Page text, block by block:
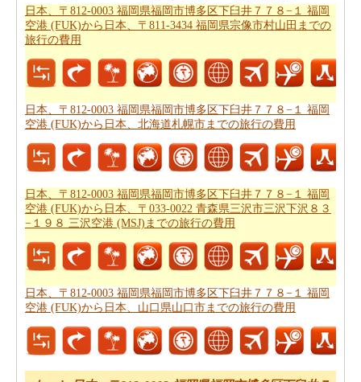
(FUK)から日本、大阪府大阪市までの飛行距離を認識する
必要があります。
あなたは飛行機で旅行している場合、また、あなたの旅
のために必要な飛行時間を知りたいかもしれません。あ
なたは日本、〒812-0003 福岡県福岡市博多区下臼井７７
８−１ 福岡空港 (FUK)から日本、大阪府大阪市までの飛行
時間を得ることができます。
あなたは道路で旅行すると停止点やあなたの旅行の途中
可能性を知りたいことを決定した場合、あなたの日本、
〒812-0003 福岡県福岡市博多区下臼井７７８−１ 福岡空
港 (FUK)から日本、大阪府大阪市までの道路ルートプラ
ンを計画し、あなたのルートプランナーを使用すること
ができます。
日本、〒812-0003 福岡県福岡市博多区下臼井７７８−１ 福岡
空港 (FUK)から日本、〒811-3434 福岡県宗像市村山田までの
旅行の費用
日本、〒812-0003 福岡県福岡市博多区下臼井７７８−１ 福岡
空港 (FUK)から日本、北海道札幌市までの旅行の費用
日本、〒812-0003 福岡県福岡市博多区下臼井７７８−１ 福岡
空港 (FUK)から日本、〒033-0022 青森県三沢市三沢下沢８３
−１９８ 三沢空港 (MSJ)までの旅行の費用
日本、〒812-0003 福岡県福岡市博多区下臼井７７８−１ 福岡
空港 (FUK)から日本、山口県山口市までの旅行の費用